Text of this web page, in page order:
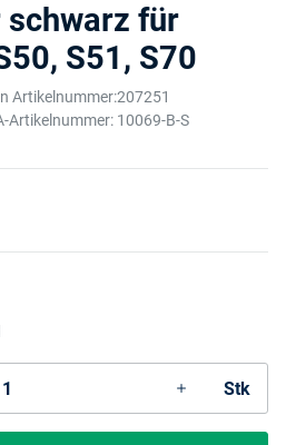
für
S51, S70
Artikelnummer:207251
Artikelnummer: 10069-B-S
Stk